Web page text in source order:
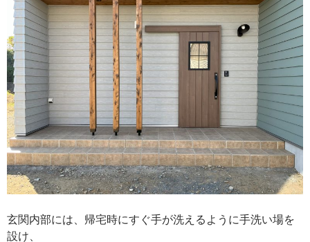
玄関内部には、帰宅時にすぐ手が洗えるように手洗い場を
設け、